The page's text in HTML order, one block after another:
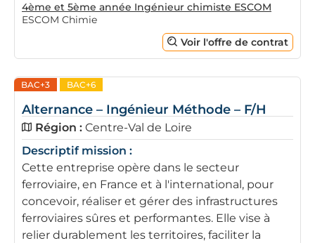
4ème et 5ème année Ingénieur chimiste ESCOM
ESCOM Chimie
Voir l'offre de contrat
BAC+3 BAC+6
Alternance – Ingénieur Méthode – F/H
Région : Centre-Val de Loire
Descriptif mission :
Cette entreprise opère dans le secteur
ferroviaire, en France et à l'international, pour
concevoir, réaliser et gérer des infrastructures
ferroviaires sûres et performantes. Elle vise à
relier durablement les territoires, faciliter la